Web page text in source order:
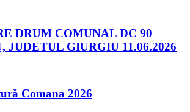
DRUM COMUNAL DC 90
JUDETUL GIURGIU 11.06.2026
Comana 2026